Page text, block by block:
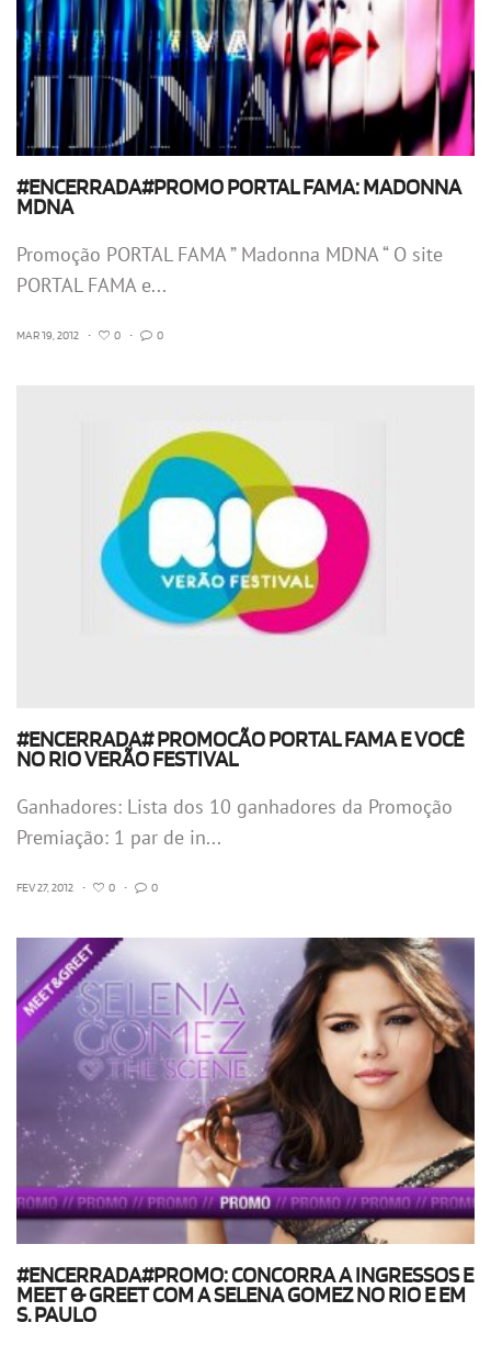
#ENCERRADA#PROMO PORTAL FAMA: MADONNA
MDNA
Promoção PORTAL FAMA ” Madonna MDNA “ O site
PORTAL FAMA e...
MAR 19, 2012 • 0 • 0
#ENCERRADA# PROMOCÃO PORTAL FAMA E VOCÊ
NO RIO VERÃO FESTIVAL
Ganhadores: Lista dos 10 ganhadores da Promoção
Premiação: 1 par de in...
FEV 27, 2012 • 0 • 0
#ENCERRADA#PROMO: CONCORRA A INGRESSOS E
MEET & GREET COM A SELENA GOMEZ NO RIO E EM
S. PAULO